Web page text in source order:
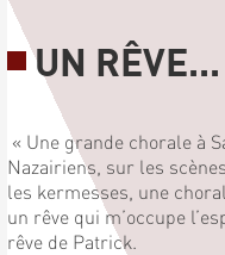
UN RÊVE...
« Une grande chorale à
Nazairiens, sur les
les kermesses, une
un rêve qui m’occupe
rêve de Patrick.